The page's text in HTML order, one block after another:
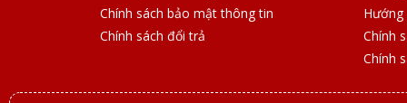
Chính sách bảo mật thông tin
Chính sách đổi trả
Hướng
Chính
Chính